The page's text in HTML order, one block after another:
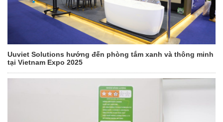
Uuviet Solutions hướng đến phòng tắm xanh và thông minh
tại Vietnam Expo 2025